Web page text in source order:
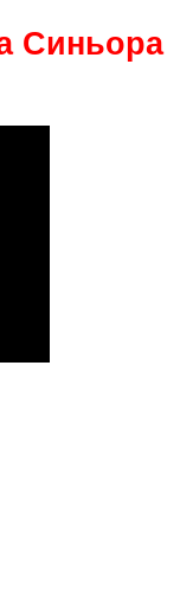
Синьора